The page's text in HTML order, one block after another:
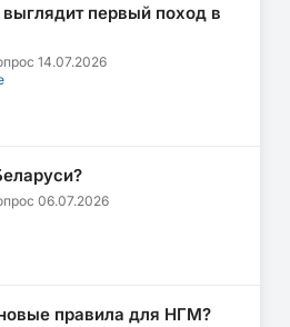
первый поход в
14.07.2026
06.07.2026
правила для НГМ?